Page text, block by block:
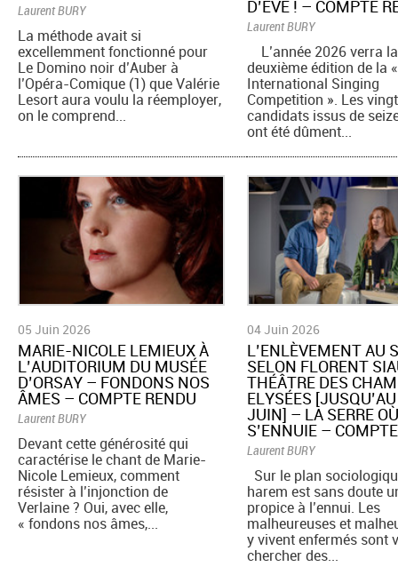
Laurent BURY
La méthode avait si
excellemment fonctionné pour
Le Domino noir d’Auber à
l’Opéra-Comique (1) que Valérie
Lesort aura voulu la réemployer,
on le comprend...
D’EVE ! – COMPTE
Laurent BURY
L’année 2026 verra la
deuxième édition de la
International Singing
Competition ». Les
candidats issus de
ont été dûment...
05 Juin 2026
​MARIE-NICOLE LEMIEUX À
L’AUDITORIUM DU MUSÉE
D’ORSAY – FONDONS NOS
ÂMES – COMPTE RENDU
Laurent BURY
Devant cette générosité qui
caractérise le chant de Marie-
Nicole Lemieux, comment
résister à l’injonction de
Verlaine ? Oui, avec elle,
« fondons nos âmes,...
04 Juin 2026
​L’ENLÈVEMENT AU
SELON FLORENT
THÉÂTRE DES
ELYSÉES
JUIN] – LA SERRE
S’ENNUIE –
Laurent BURY
Sur le plan
harem est sans doute
propice à l’ennui. Les
malheureuses et
y vivent enfermés sont
chercher des...